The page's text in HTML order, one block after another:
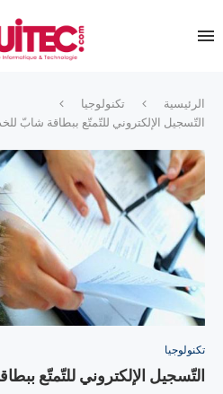
الرئيسية
تكنولوجيا
التّسجيل الإلكتروني للتّمتّع ببطاقة شابّ
تكنولوجيا
التّسجيل الإلكتروني للتّمتّع